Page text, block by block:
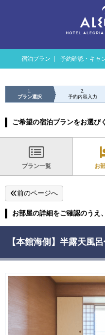
宿泊プラン 予約確認・キャ
1
プラン選択
2
予約内容入力
ご希望の宿泊プランをお選び
プラン一覧 お
前のページへ
お部屋の詳細をご確認のうえ
【本館海側】半露天風